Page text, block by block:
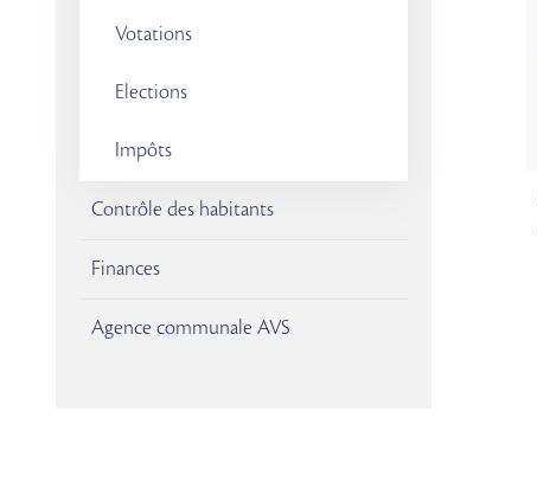
Votations
Elections
Impôts
Contrôle des habitants
Finances
Agence communale AVS